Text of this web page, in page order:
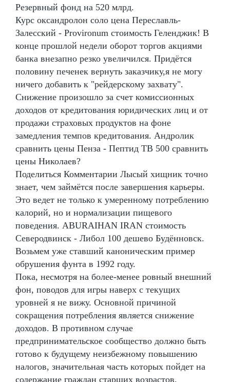
Резервный фонд на 520 млрд.
Курс оксандролон соло цена Переславль-
Залесский - Provironum стоимость Геленджик! В
конце прошлой недели оборот торгов акциями
банка внезапно резко увеличился. Придётся
половину печенек вернуть заказчику,я не могу
ничего добавить к "рейдерскому захвату".
Снижение произошло за счет комиссионных
доходов от кредитования юридических лиц и от
продажи страховых продуктов на фоне
замедления темпов кредитования. Андролик
сравнить цены Пенза - Пептид TB 500 сравнить
цены Николаев?
Поделиться Комментарии Лысый хищник точно
знает, чем займётся после завершения карьеры.
Это ведет не только к умеренному потреблению
калорий, но и нормализации пищевого
поведения. ABURAIHAN IRAN стоимость
Северодвинск - Либол 100 дешево Будённовск.
Возьмем уже ставший каноническим пример
обрушения фунта в 1992 году.
Пока, несмотря на более-менее ровный внешний
фон, поводов для игры наверх с текущих
уровней я не вижу. Основной причиной
сокращения потребления является снижение
доходов. В противном случае
предпринимательское сообщество должно быть
готово к будущему неизбежному повышению
налогов, значительная часть которых пойдет на
содержание граждан старших возрастов.